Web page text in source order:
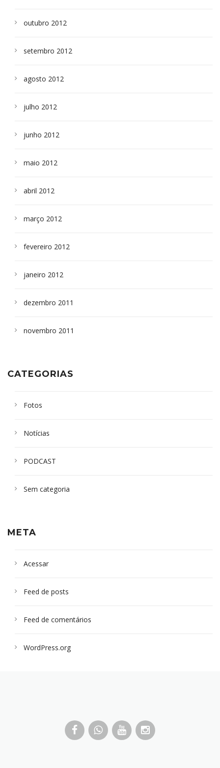
outubro 2012
setembro 2012
agosto 2012
julho 2012
junho 2012
maio 2012
abril 2012
março 2012
fevereiro 2012
janeiro 2012
dezembro 2011
novembro 2011
CATEGORIAS
Fotos
Notícias
PODCAST
Sem categoria
META
Acessar
Feed de posts
Feed de comentários
WordPress.org